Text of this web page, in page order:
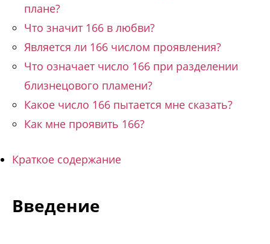
плане?
Что значит 166 в любви?
Является ли 166 числом проявления?
Что означает число 166 при разделении
близнецового пламени?
Какое число 166 пытается мне сказать?
Как мне проявить 166?
Краткое содержание
Введение